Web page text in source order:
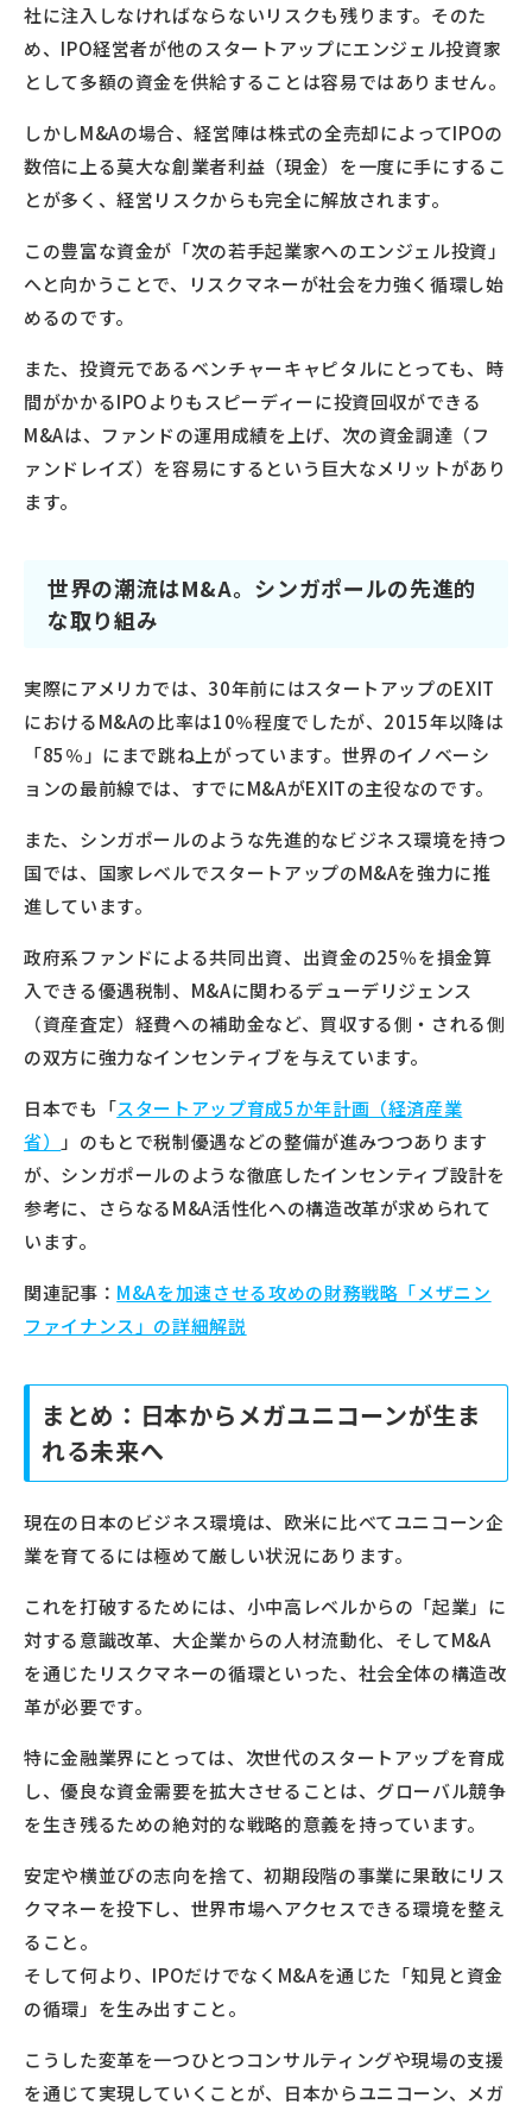
社に注入しなければならないリスクも残ります。そのた
め、IPO経営者が他のスタートアップにエンジェル投資家
として多額の資金を供給することは容易ではありません。
しかしM&Aの場合、経営陣は株式の全売却によってIPOの
数倍に上る莫大な創業者利益（現金）を一度に手にするこ
とが多く、経営リスクからも完全に解放されます。
この豊富な資金が「次の若手起業家へのエンジェル投資」
へと向かうことで、リスクマネーが社会を力強く循環し始
めるのです。
また、投資元であるベンチャーキャピタルにとっても、時
間がかかるIPOよりもスピーディーに投資回収ができる
M&Aは、ファンドの運用成績を上げ、次の資金調達（フ
ァンドレイズ）を容易にするという巨大なメリットがあり
ます。
世界の潮流はM&A。シンガポールの先進的
な取り組み
実際にアメリカでは、30年前にはスタートアップのEXIT
におけるM&Aの比率は10％程度でしたが、2015年以降は
「85％」にまで跳ね上がっています。世界のイノベーシ
ョンの最前線では、すでにM&AがEXITの主役なのです。
また、シンガポールのような先進的なビジネス環境を持つ
国では、国家レベルでスタートアップのM&Aを強力に推
進しています。
政府系ファンドによる共同出資、出資金の25％を損金算
入できる優遇税制、M&Aに関わるデューデリジェンス
（資産査定）経費への補助金など、買収する側・される側
の双方に強力なインセンティブを与えています。
日本でも「スタートアップ育成5か年計画（経済産業
省）
」のもとで税制優遇などの整備が進みつつあります
が、シンガポールのような徹底したインセンティブ設計を
参考に、さらなるM&A活性化への構造改革が求められて
います。
関連記事： M&Aを加速させる攻めの財務戦略「メザニン
ファイナンス」の詳細解説
まとめ：日本からメガユニコーンが生ま
れる未来へ
現在の日本のビジネス環境は、欧米に比べてユニコーン企
業を育てるには極めて厳しい状況にあります。
これを打破するためには、小中高レベルからの「起業」に
対する意識改革、大企業からの人材流動化、そしてM&A
を通じたリスクマネーの循環といった、社会全体の構造改
革が必要です。
特に金融業界にとっては、次世代のスタートアップを育成
し、優良な資金需要を拡大させることは、グローバル競争
を生き残るための絶対的な戦略的意義を持っています。
安定や横並びの志向を捨て、初期段階の事業に果敢にリス
クマネーを投下し、世界市場へアクセスできる環境を整え
ること。
そして何より、IPOだけでなくM&Aを通じた「知見と資金
の循環」を生み出すこと。
こうした変革を一つひとつコンサルティングや現場の支援
を通じて実現していくことが、日本からユニコーン、メガ